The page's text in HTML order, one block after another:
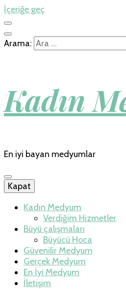
İçeriğe geç
Arama:
Kadın
En iyi bayan medyumlar
Kapat
Kadın Medyum
Verdiğim Hizmetler
Büyü çalışmaları
Büyücü Hoca
Güvenilir Medyum
Gerçek Medyum
En İyi Medyum
İletişim